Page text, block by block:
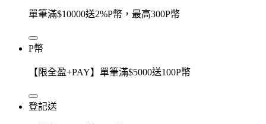
單筆滿$10000送2%P幣，最高300P幣
P幣
【限全盈+PAY】單筆滿$5000送100P幣
登記送